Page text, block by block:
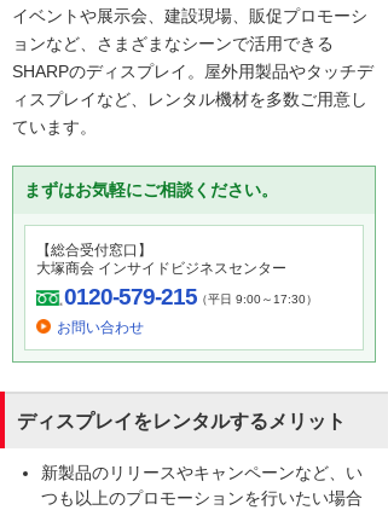
イベントや展示会、建設現場、販促プロモーシ
ョンなど、さまざまなシーンで活用できる
SHARPのディスプレイ。屋外用製品やタッチデ
ィスプレイなど、レンタル機材を多数ご用意し
ています。
まずはお気軽にご相談ください。
【総合受付窓口】
大塚商会 インサイドビジネスセンター
0120-579-215（平日 9:00～17:30）
お問い合わせ
ディスプレイをレンタルするメリット
新製品のリリースやキャンペーンなど、い
つも以上のプロモーションを行いたい場合